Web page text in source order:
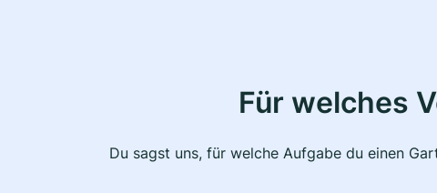
Für welches
Du sagst uns, für welche Aufgabe du einen